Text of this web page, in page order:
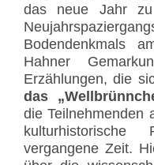
das neue Jahr
Bodendenkmals
Hahner
Erzählungen, die
das
die Teilnehmenden
vergangene Zeit.